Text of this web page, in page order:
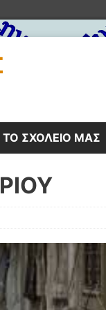
ΤΟ ΣΧΟΛΕΙΟ ΜΑΣ